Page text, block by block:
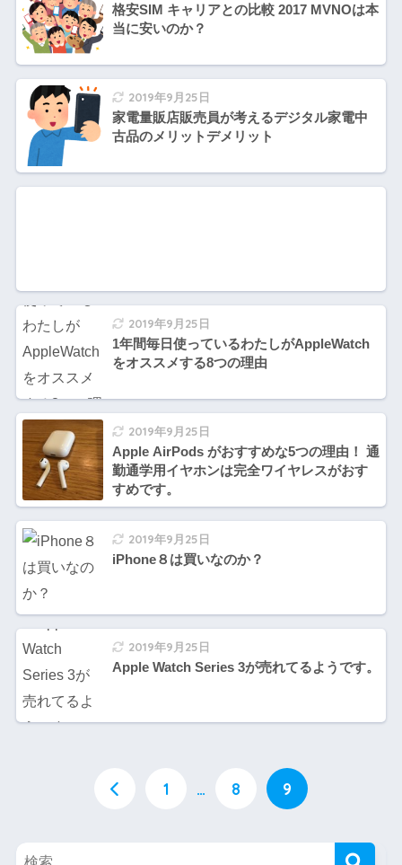
格安SIM キャリアとの比較 2017 MVNOは本
当に安いのか？
2019年9月25日
家電量販店販売員が考えるデジタル家電中
古品のメリットデメリット
2019年9月25日
1年間毎日使っているわたしがAppleWatch
をオススメする8つの理由
2019年9月25日
Apple AirPods がおすすめな5つの理由！ 通
勤通学用イヤホンは完全ワイヤレスがおす
すめです。
2019年9月25日
iPhone８は買いなのか？
2019年9月25日
Apple Watch Series 3が売れてるようです。
1 … 8 9